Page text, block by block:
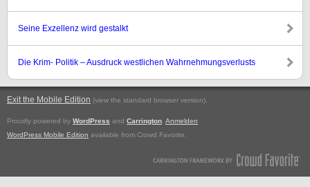
Seine Exzellenz wird gestalkt
Die Krim- Politik – Ausdruck westlichen Wahrnehmungsverlusts
Exit the Mobile Edition (view the standard browser version).
Proudly powered by WordPress and Carrington Anmelden
WordPress Mobile Edition available from Crowd Favorite.